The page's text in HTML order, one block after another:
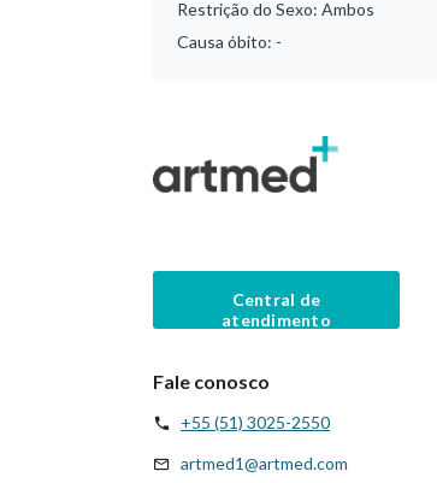
Restrição do Sexo: Ambos
Causa óbito: -
Central de
atendimento
Fale conosco
+55 (51) 3025-2550
artmed1@artmed.com